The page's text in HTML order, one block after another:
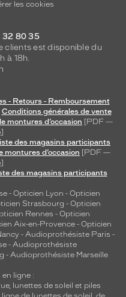
les cookies
32 80 35
clients est disponible du
à 18h.
- Retours - Remboursement
Conditions générales de vente
montures d’occasion [PDF —
]
des magasins participants
d’occasion [PDF —
]
des magasins participants
- Opticien Lyon - Opticien
Strasbourg - Opticien
Rennes - Opticien
Aix-en-Provence - Opticien
- Audioprothésiste Paris -
- Audioprothésiste
- Audioprothésiste Marseille
ligne :
, lunettes de soleil et piles